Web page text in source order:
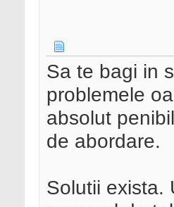
Sa te bagi in
problemele
absolut
de abordare.
Solutii exista.